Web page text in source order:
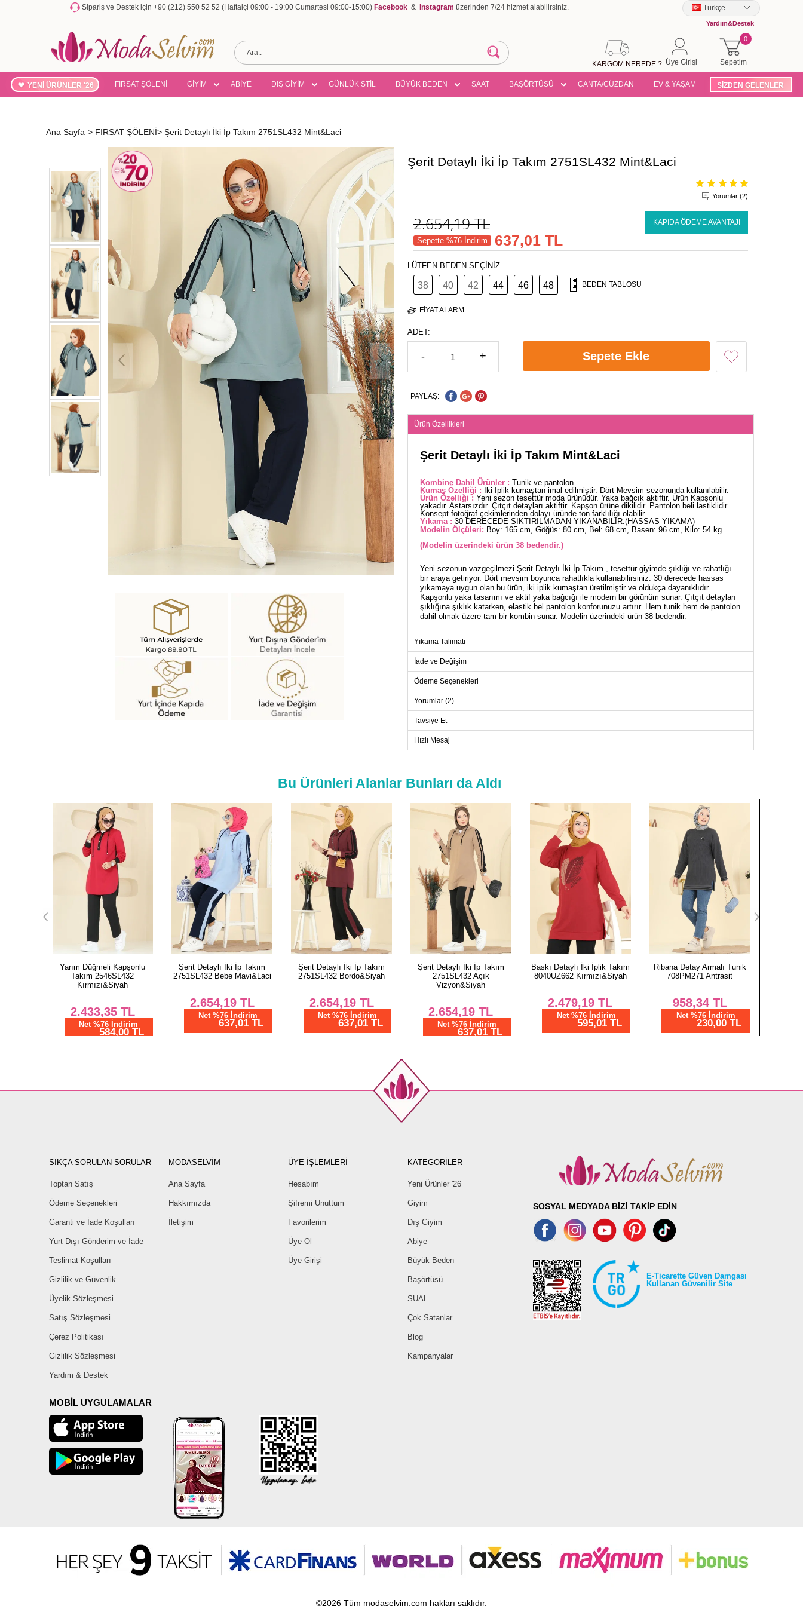
Sipariş ve Destek için +90 (212) 550 52 52 (Haftaiçi 09:00 - 19:00 Cumartesi 09:00-15:00) Facebook & Instagram üzerinden 7/24 hizmet alabilirsiniz. Türkçe -
Yardım&Destek
Sepetim
0
Üye Girişi
KARGOM NEREDE ?
YENİ ÜRÜNLER '26 FIRSAT ŞÖLENİ GİYİM ABİYE DIŞ GİYİM GÜNLÜK STİL BÜYÜK BEDEN SAAT BAŞÖRTÜSÜ ÇANTA/CÜZDAN EV & YAŞAM SİZDEN GELENLER
Ana Sayfa > FIRSAT ŞÖLENİ> Şerit Detaylı İki İp Takım 2751SL432 Mint&Laci
Şerit Detaylı İki İp Takım 2751SL432 Mint&Laci
Yorumlar (2)
2.654,19TL KAPIDA ÖDEME AVANTAJI
Sepette %76 İndirim 637,01 TL
LÜTFEN BEDEN SEÇİNİZ
38 40 42 44 46 48 BEDEN TABLOSU
FIYAT ALARM
ADET:
- + Sepete Ekle
PAYLAŞ:
Ürün Özellikleri
Şerit Detaylı İki İp Takım Mint&Laci
Kombine Dahil Ürünler : Tunik ve pantolon.
Kumaş Özelliği :
İki İplik kumaştan imal edilmiştir. Dört Mevsim sezonunda kullanılabilir.
Ürün Özelliği : Yeni sezon tesettür moda ürünüdür. Yaka bağcık aktiftir. Ürün Kapşonlu
yakadır. Astarsızdır. Çıtçıt detayları aktiftir. Kapşon ürüne dikilidir. Pantolon beli lastiklidir.
Konsept fotoğraf çekimlerinden dolayı üründe ton farklılığı olabilir.
Yıkama : 30 DERECEDE SIKTIRILMADAN YIKANABİLİR.(HASSAS YIKAMA)
Modelin Ölçüleri: Boy: 165 cm, Göğüs: 80 cm, Bel: 68 cm, Basen: 96 cm, Kilo: 54 kg.
(Modelin üzerindeki ürün 38 bedendir.)
Yeni sezonun vazgeçilmezi Şerit Detaylı İki İp Takım , tesettür giyimde şıklığı ve rahatlığı
bir araya getiriyor. Dört mevsim boyunca rahatlıkla kullanabilirsiniz. 30 derecede hassas
yıkamaya uygun olan bu ürün, iki iplik kumaştan üretilmiştir ve oldukça dayanıklıdır.
Kapşonlu yaka tasarımı ve aktif yaka bağcığı ile modern bir görünüm sunar. Çıtçıt detayları
şıklığına şıklık katarken, elastik bel pantolon konforunuzu artırır. Hem tunik hem de pantolon
dahil olmak üzere tam bir kombin sunar. Modelin üzerindeki ürün 38 bedendir.
40
100
80
42
104
80
52
PANTOLON BEDEN ÖLÇÜLERİ (CM)
Boy
96
96
96
96
96
96
Yıkama Talimatı
İade ve Değişim
Ödeme Seçenekleri
Yorumlar (2)
Tavsiye Et
Hızlı Mesaj
Bu Ürünleri Alanlar Bunları da Aldı
Şerit Detaylı İki İp Takım
2751SL432 Bebe Mavi&Laci
Net %76 İndirim
637,01 TL
Şerit Detaylı İki İp Takım
2751SL432 Bordo&Siyah
2.654,19TL
Net %76 İndirim
637,01 TL
Şerit Detaylı İki İp Takım
2751SL432 Açık
2.654,19TL
Net %76 İndirim
637,01 TL
Baskı Detaylı İki İplik Takım
8040UZ662 Kırmızı&Siyah
Net %76 İndirim
595,01 TL
Ribana Detay Armalı Tunik
708PM271 Antrasit
958,34TL
Net %76 İndirim
230,00 TL
Şerit Detaylı İki İp Takım
2751SL432 Taş&Pudra
2.654,19TL
Net %76 İndirim
637,01 TL
SIKÇA SORULAN SORULAR
Toptan Satış
Ödeme Seçenekleri
Garanti ve İade Koşulları
Yurt Dışı Gönderim ve İade
Teslimat Koşulları
Gizlilik ve Güvenlik
Üyelik Sözleşmesi
Satış Sözleşmesi
Çerez Politikası
Gizlilik Sözleşmesi
Yardım & Destek
MODASELVİM
Ana Sayfa
Hakkımızda
İletişim
ÜYE İŞLEMLERİ
Hesabım
Şifremi Unuttum
Favorilerim
Üye Ol
Üye Girişi
KATEGORİLER
Yeni Ürünler '26
Giyim
Dış Giyim
Abiye
Büyük Beden
Başörtüsü
SUAL
Çok Satanlar
Blog
Kampanyalar
MOBİL UYGULAMALAR
SOSYAL MEDYADA BİZİ TAKİP EDİN
E-Ticarette Güven Damgası
Kullanan Güvenilir Site
©2026 Tüm modaselvim.com hakları saklıdır.